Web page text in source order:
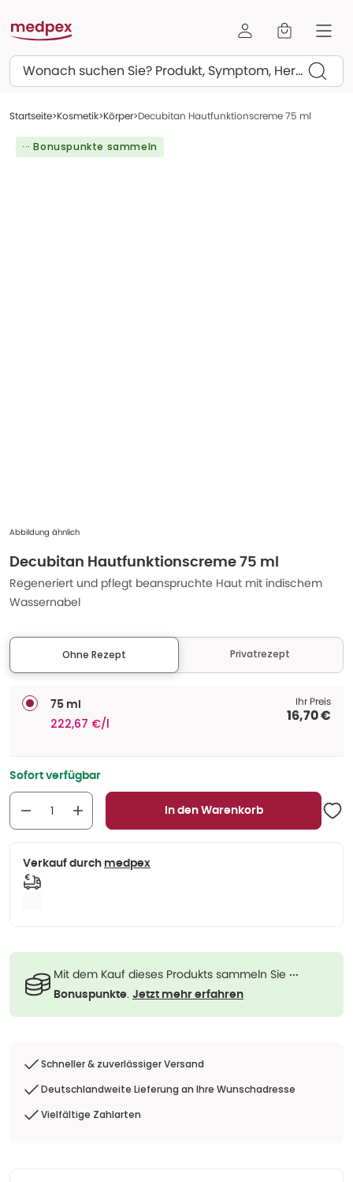
Suchen
Startseite Kosmetik Körper Decubitan Hautfunktionscreme 75 ml
··· Bonuspunkte sammeln
Abbildung ähnlich
Decubitan Hautfunktionscreme 75 ml
Regeneriert und pflegt beanspruchte Haut mit indischem
Wassernabel
Ohne Rezept Privatrezept
75 ml
222,67 €/l
Ihr Preis
16,70 €
Sofort verfügbar
In den Warenkorb
Verkauf durch medpex
Mit dem Kauf dieses Produkts sammeln Sie ···
Bonuspunkte. Jetzt mehr erfahren
Schneller & zuverlässiger Versand
Deutschlandweite Lieferung an Ihre Wunschadresse
Vielfältige Zahlarten